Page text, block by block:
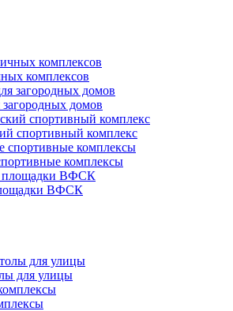
комплексов
домов
спортивный комплекс
комплексы
ВФСК
для улицы